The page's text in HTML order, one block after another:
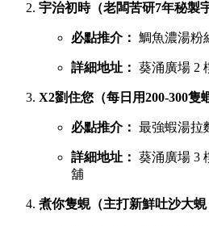
宇治初時（老闆苦研7年秘製
必點推介： 鯛魚濃湯粉
詳細地址： 葵涌廣場 2
X2劉住您（每日用200-300隻
必點推介： 最強蝦湯拉
詳細地址： 葵涌廣場 3
舖
煮你隻蜆（主打新鮮吐沙大蜆